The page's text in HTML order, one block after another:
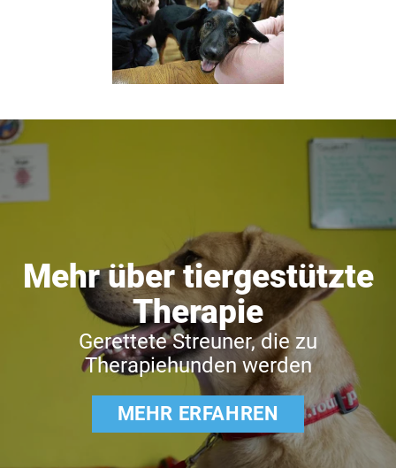
Mehr über tiergestützte
Therapie
Gerettete Streuner, die zu
Therapiehunden werden
MEHR ERFAHREN